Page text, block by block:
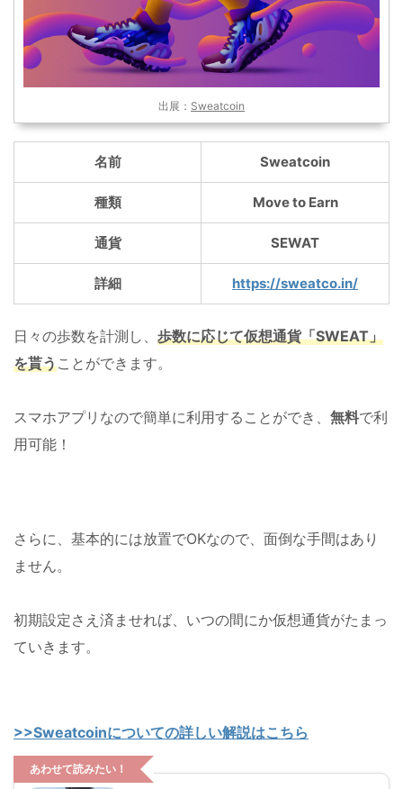
出展： Sweatcoin
名前 Sweatcoin
種類 Move to Earn
通貨 SEWAT
詳細 https://sweatco.in/
日々の歩数を計測し、 歩数に応じて仮想通貨「SWEAT」
を貰うことができます。
スマホアプリなので簡単に利用することができ、 無料で利
用可能！
さらに、基本的には放置でOKなので、面倒な手間はあり
ません。
初期設定さえ済ませれば、いつの間にか仮想通貨がたまっ
ていきます。
>>Sweatcoinについての詳しい解説はこちら
あわせて読みたい！